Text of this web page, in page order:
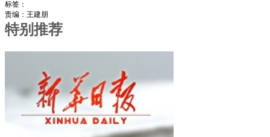
标签：
责编：王建朋
特别推荐